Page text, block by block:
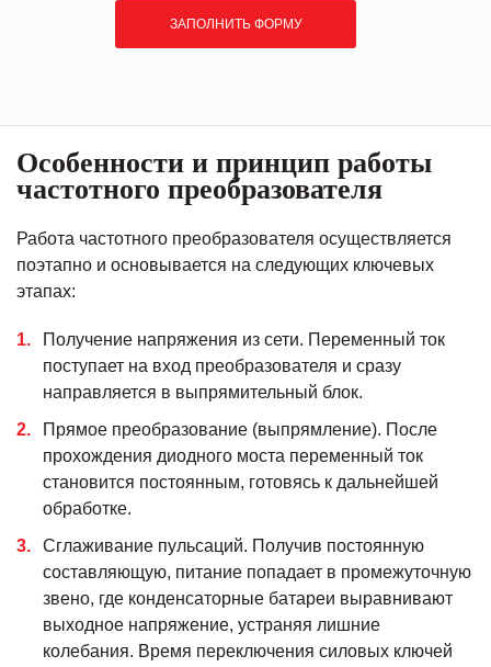
ЗАПОЛНИТЬ ФОРМУ
Особенности и принцип работы
частотного преобразователя
Работа частотного преобразователя осуществляется
поэтапно и основывается на следующих ключевых
этапах:
Получение напряжения из сети. Переменный ток
поступает на вход преобразователя и сразу
направляется в выпрямительный блок.
Прямое преобразование (выпрямление). После
прохождения диодного моста переменный ток
становится постоянным, готовясь к дальнейшей
обработке.
Сглаживание пульсаций. Получив постоянную
составляющую, питание попадает в промежуточную
звено, где конденсаторные батареи выравнивают
выходное напряжение, устраняя лишние
колебания. Время переключения силовых ключей